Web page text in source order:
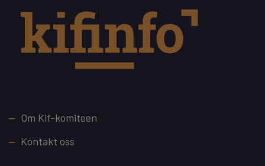
Footer
Om Kif-komiteen
Kontakt oss